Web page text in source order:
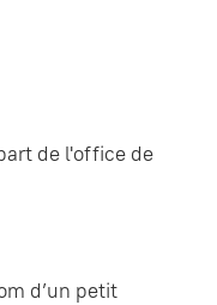
de l'office de
d’un petit